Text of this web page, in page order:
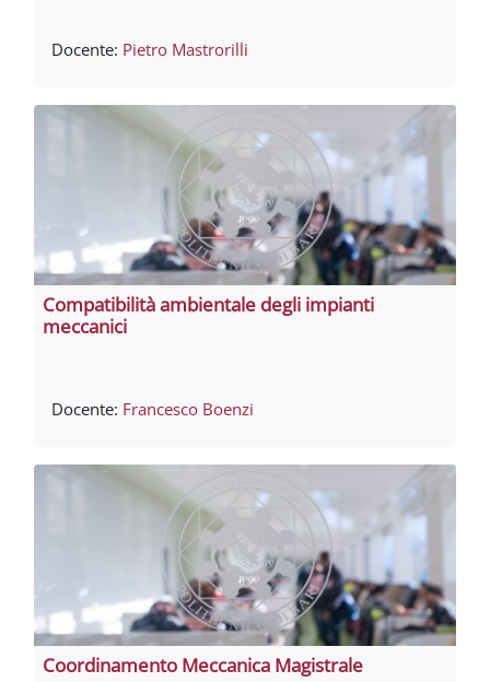
Docente: Pietro Mastrorilli
Compatibilità ambientale degli impianti
meccanici
Docente: Francesco Boenzi
Coordinamento Meccanica Magistrale